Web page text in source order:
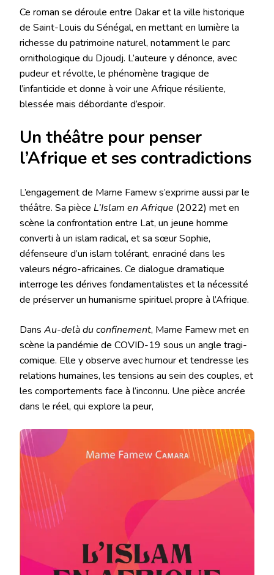
Ce roman se déroule entre Dakar et la ville historique
de Saint-Louis du Sénégal, en mettant en lumière la
richesse du patrimoine naturel, notamment le parc
ornithologique du Djoudj. L’auteure y dénonce, avec
pudeur et révolte, le phénomène tragique de
l’infanticide et donne à voir une Afrique résiliente,
blessée mais débordante d’espoir.
Un théâtre pour penser
l’Afrique et ses contradictions
L’engagement de Mame Famew s’exprime aussi par le
théâtre. Sa pièce L’Islam en Afrique (2022) met en
scène la confrontation entre Lat, un jeune homme
converti à un islam radical, et sa sœur Sophie,
défenseure d’un islam tolérant, enraciné dans les
valeurs négro-africaines. Ce dialogue dramatique
interroge les dérives fondamentalistes et la nécessité
de préserver un humanisme spirituel propre à l’Afrique.
Dans Au-delà du confinement, Mame Famew met en
scène la pandémie de COVID-19 sous un angle tragi-
comique. Elle y observe avec humour et tendresse les
relations humaines, les tensions au sein des couples, et
les comportements face à l’inconnu. Une pièce ancrée
dans le réel, qui explore la peur,